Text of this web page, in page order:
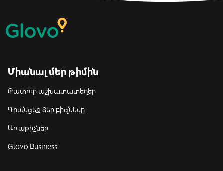
Միանալ մեր թիմին
Թափուր աշխատատեղեր
Գրանցեք ձեր բիզնեսը
Առաքիչներ
Glovo Business